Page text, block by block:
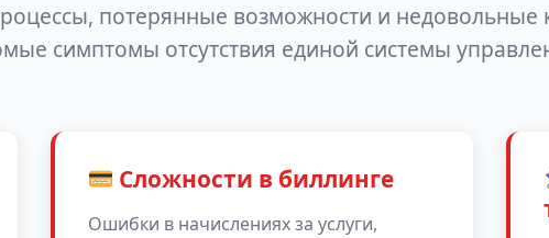
потерянные возможности и
симптомы отсутствия единой системы
Сложности в биллинге
Ошибки в начислениях за услуги,